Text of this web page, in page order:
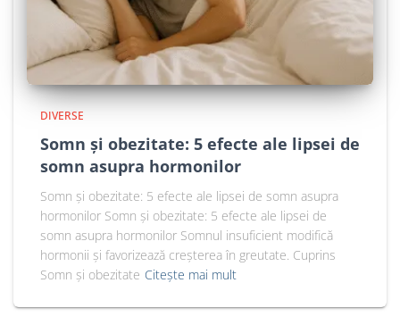
DIVERSE
Somn și obezitate: 5 efecte ale lipsei de
somn asupra hormonilor
Somn și obezitate: 5 efecte ale lipsei de somn asupra
hormonilor Somn și obezitate: 5 efecte ale lipsei de
somn asupra hormonilor Somnul insuficient modifică
hormonii și favorizează creșterea în greutate. Cuprins
Somn și obezitate Citește mai mult